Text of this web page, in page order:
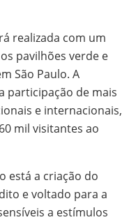
realizada com um
pavilhões verde e
São Paulo. A
participação de mais
e internacionais,
mil visitantes ao
está a criação do
e voltado para a
a estímulos